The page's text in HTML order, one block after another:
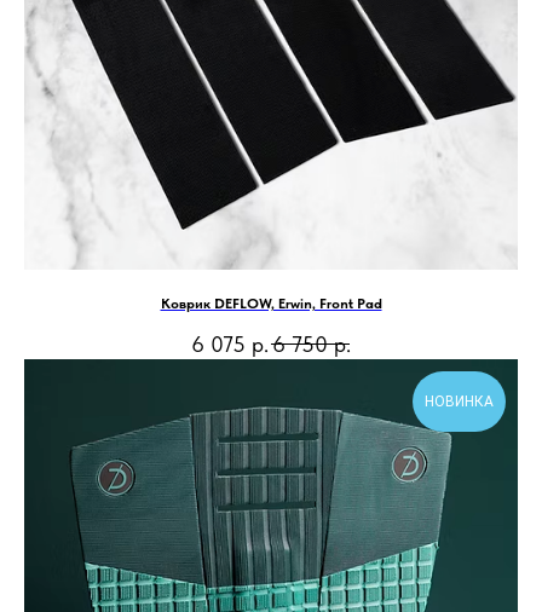
Коврик DEFLOW, Erwin, Front Pad
6 075 р.6 750 р.
НОВИНКА